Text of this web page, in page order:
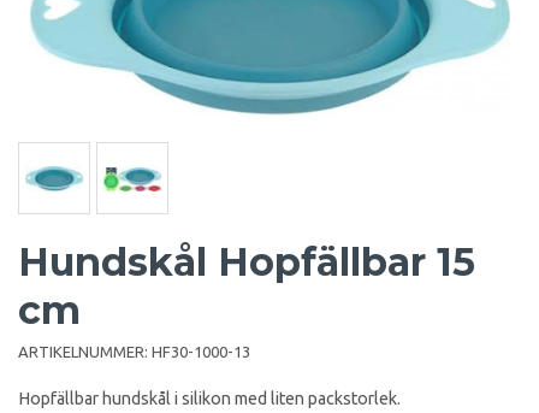
Hundskål Hopfällbar 15
cm
ARTIKELNUMMER: HF30-1000-13
Hopfällbar hundskål i silikon med liten packstorlek.